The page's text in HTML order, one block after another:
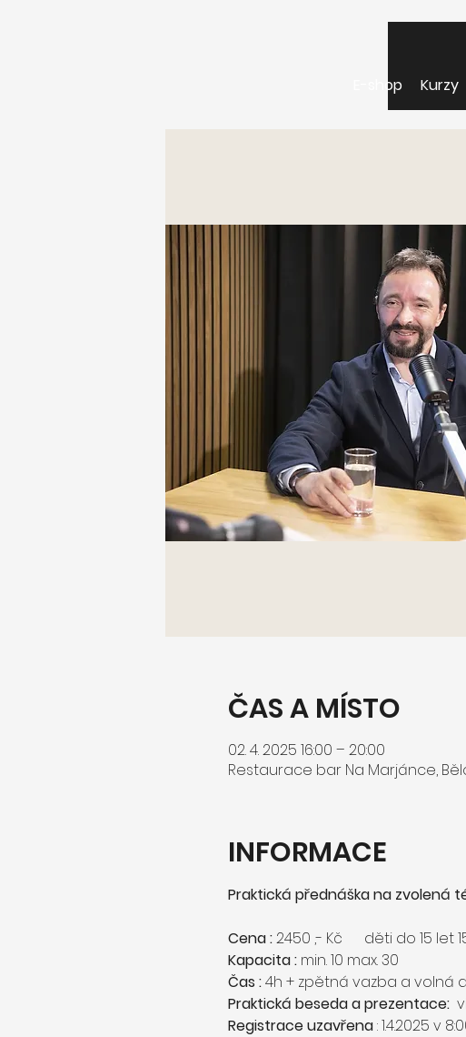
E-shop Kurzy
ČAS A MÍSTO
02. 4. 2025 16:00 – 20:00
Restaurace bar Na Marjánce,
INFORMACE
Praktická přednáška na zvolená
Cena : 2450 ,- Kč      děti do 15 let
Kapacita : min. 10 max. 30
Čas : 4h + zpětná vazba a volná
Praktická beseda a prezentace:
Registrace uzavřena : 1.4.2025 v